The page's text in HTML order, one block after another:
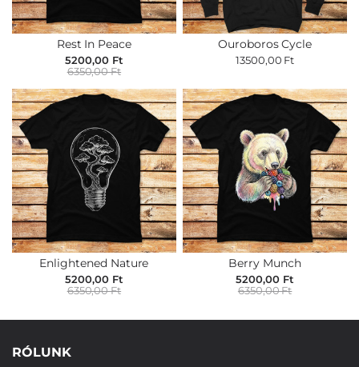
Rest In Peace
5200,00 Ft
6350,00 Ft
Ouroboros Cycle
13500,00 Ft
Enlightened Nature
5200,00 Ft
6350,00 Ft
Berry Munch
5200,00 Ft
6350,00 Ft
RÓLUNK